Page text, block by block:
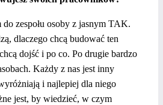
zespołu osoby z jasnym TAK.
dlaczego chcą budować ten
dojść i po co. Po drugie bardzo
Każdy z nas jest inny
i najlepiej dla niego
jest, by wiedzieć, w czym